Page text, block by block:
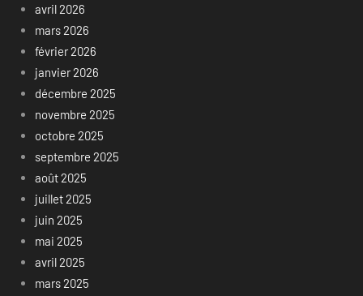
avril 2026
mars 2026
février 2026
janvier 2026
décembre 2025
novembre 2025
octobre 2025
septembre 2025
août 2025
juillet 2025
juin 2025
mai 2025
avril 2025
mars 2025